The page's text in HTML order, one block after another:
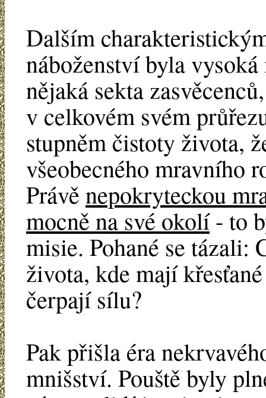
Dalším
náboženství byla
nějaká sekta
v celkovém svém
stupněm čistoty života,
všeobecného mravního
Právě nepokryteckou
mocně na své okolí- to
misie. Pohané se tázali:
života, kde mají
čerpají sílu?
Pak přišla éra
mnišství. Pouště byly